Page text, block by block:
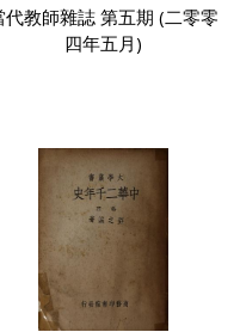
代教師雜誌 第五期 (二零零
四年五月)